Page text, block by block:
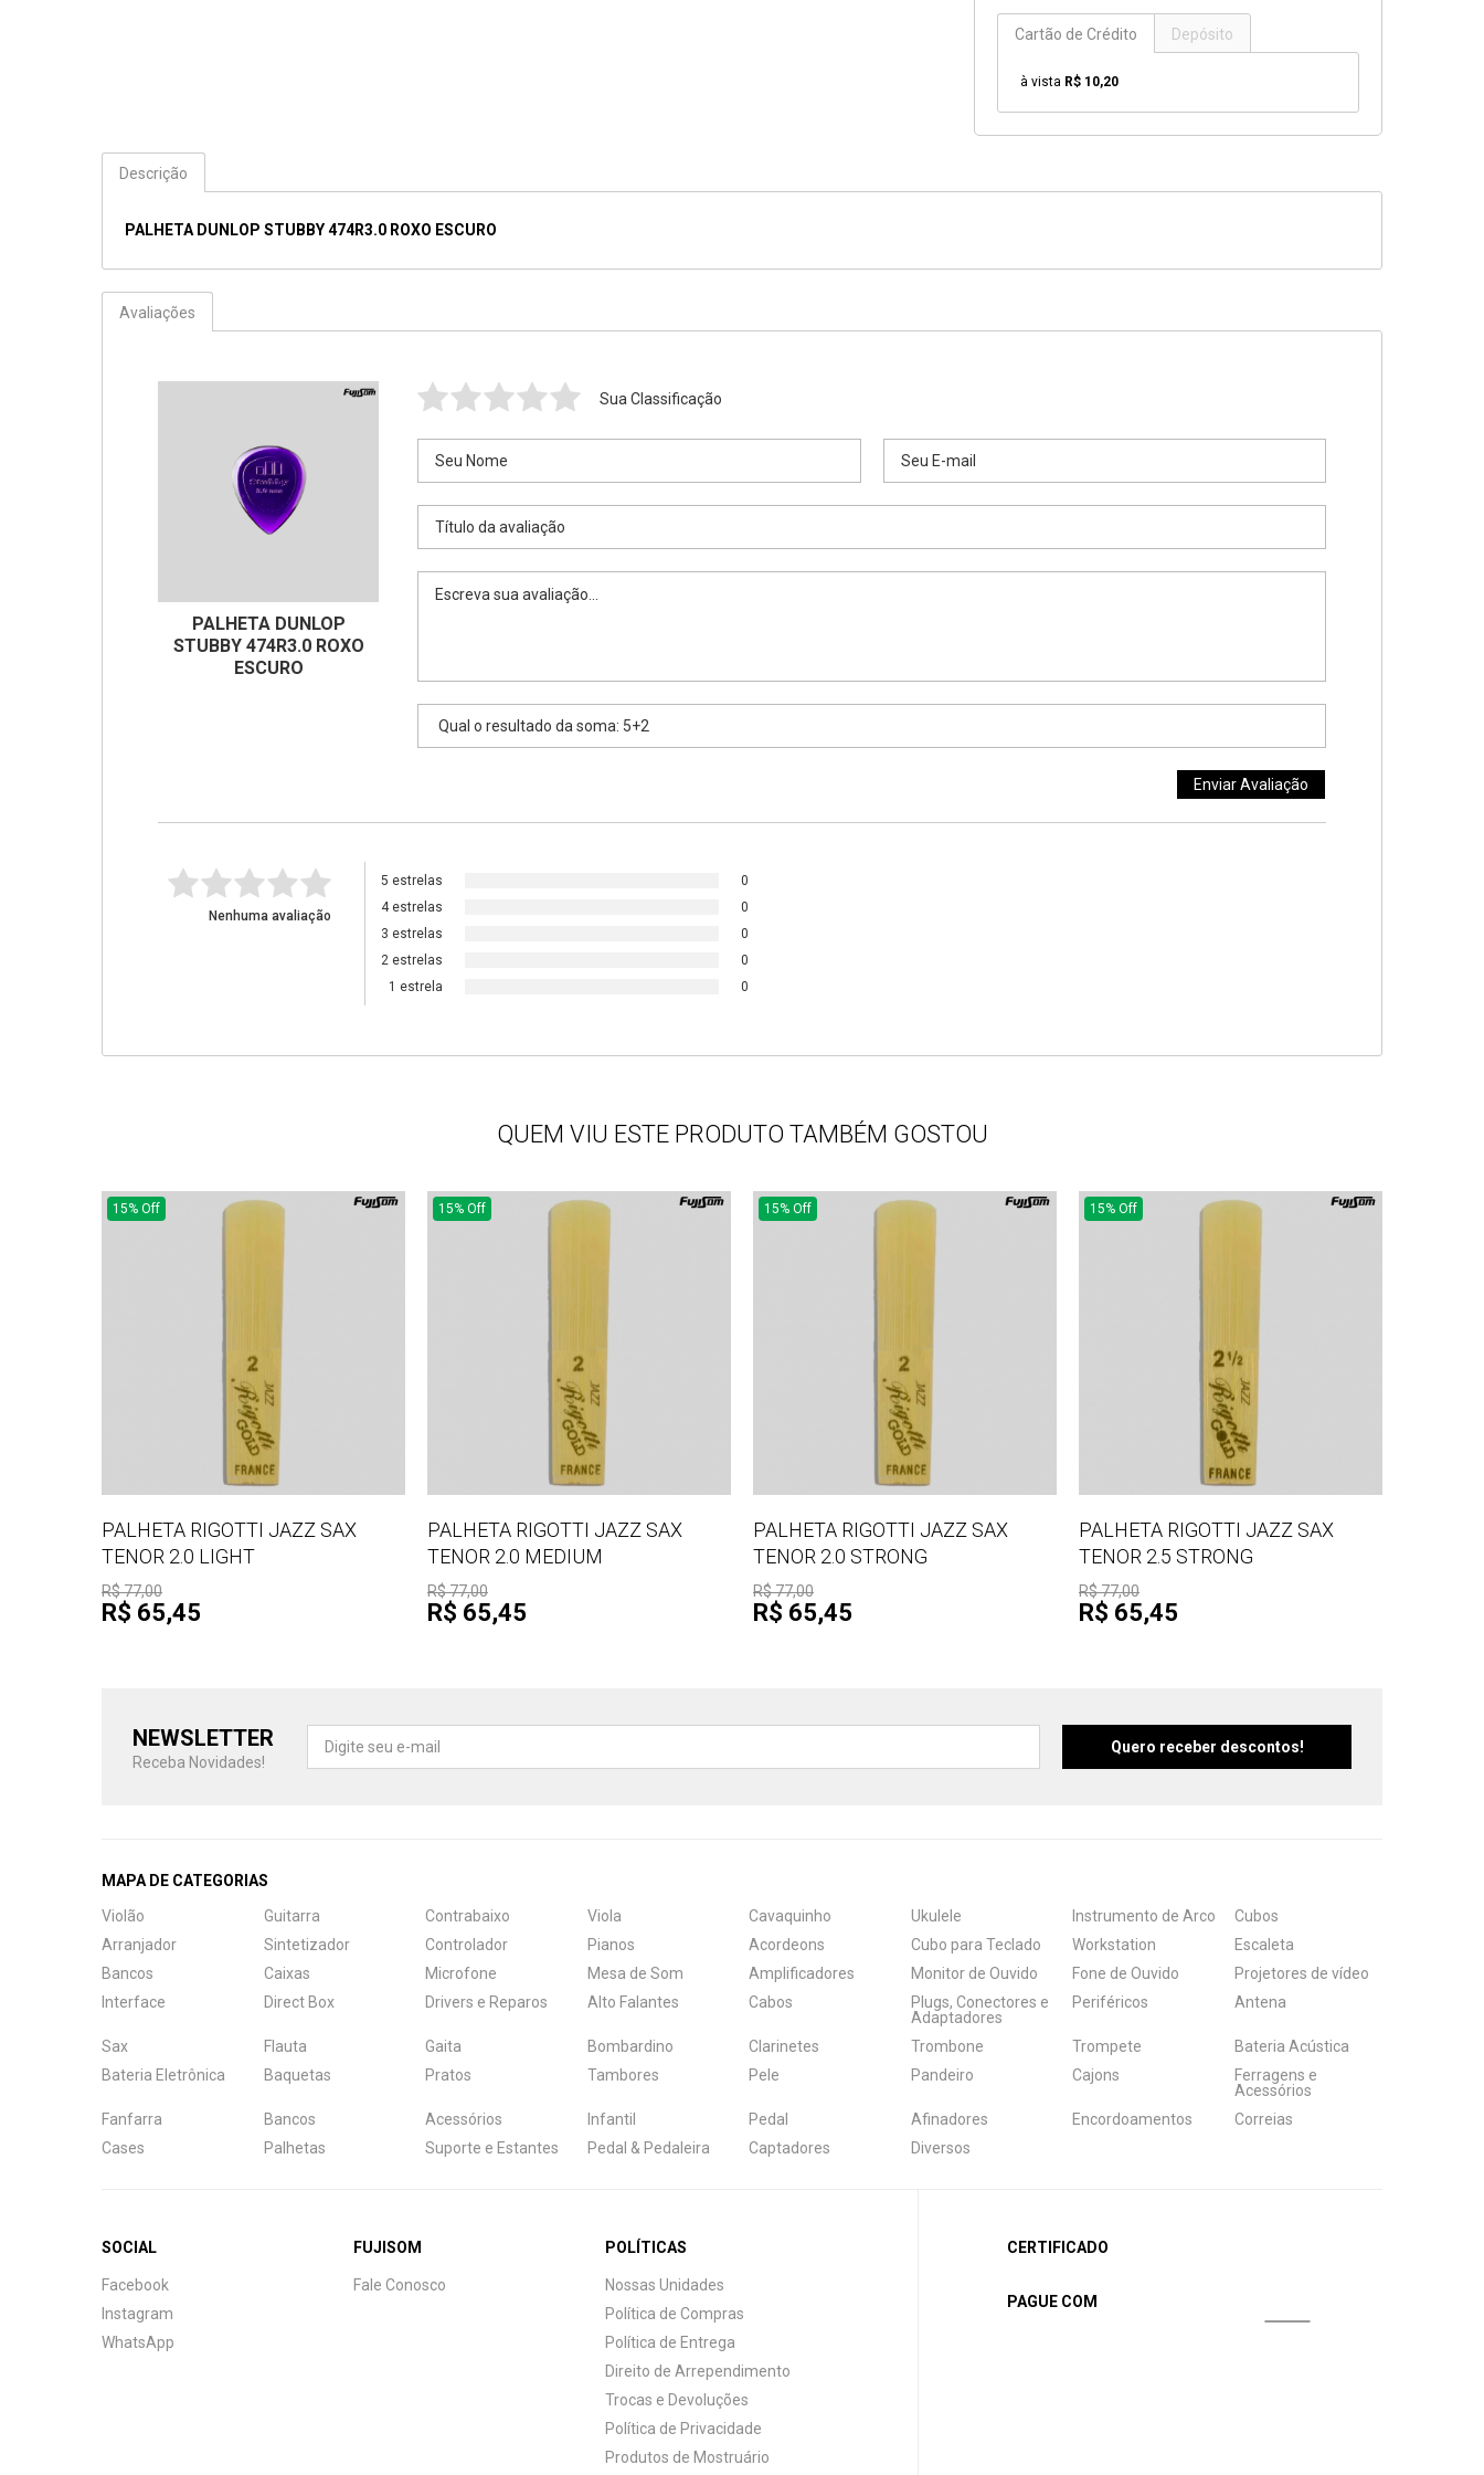
Cartão de Crédito Depósito
à vista R$ 10,20
Descrição
PALHETA DUNLOP STUBBY 474R3.0 ROXO ESCURO
Avaliações
PALHETA DUNLOP
STUBBY 474R3.0 ROXO
ESCURO
Sua Classificação
Nenhuma avaliação
5 estrelas
0
4 estrelas
0
3 estrelas
0
2 estrelas
0
1 estrela
0
QUEM VIU ESTE PRODUTO TAMBÉM GOSTOU
15% Off
PALHETA RIGOTTI JAZZ SAX
TENOR 2.0 LIGHT
R$ 77,00
R$ 65,45
15% Off
PALHETA RIGOTTI JAZZ SAX
TENOR 2.0 MEDIUM
R$ 77,00
R$ 65,45
15% Off
PALHETA RIGOTTI JAZZ SAX
TENOR 2.0 STRONG
R$ 77,00
R$ 65,45
15% Off
PALHETA RIGOTTI JAZZ SAX
TENOR 2.5 STRONG
R$ 77,00
R$ 65,45
NEWSLETTER
Receba Novidades!
MAPA DE CATEGORIAS
Violão
Guitarra Contrabaixo Viola Cavaquinho Ukulele Instrumento de Arco
Cubos
Arranjador
Sintetizador Controlador Pianos Acordeons Cubo para Teclado Workstation
Escaleta
Bancos
Caixas Microfone Mesa de Som Amplificadores Monitor de Ouvido Fone de Ouvido
Projetores de vídeo
Interface
Direct Box Drivers e Reparos Alto Falantes Cabos
Plugs, Conectores e
Adaptadores
Periféricos Antena
Sax Flauta Gaita Bombardino Clarinetes Trombone Trompete
Bateria Acústica
Bateria Eletrônica
Baquetas Pratos Tambores Pele Pandeiro Cajons
Ferragens e
Acessórios
Fanfarra
Bancos Acessórios Infantil Pedal Afinadores Encordoamentos
Correias
Cases
Palhetas Suporte e Estantes Pedal & Pedaleira Captadores Diversos
SOCIAL
Facebook
Instagram
WhatsApp
FUJISOM
Fale Conosco
POLÍTICAS
Nossas Unidades
Política de Compras
Política de Entrega
Direito de Arrependimento
Trocas e Devoluções
Política de Privacidade
Produtos de Mostruário
CERTIFICADO
PAGUE COM
Central de Ajuda
Fale com a gente